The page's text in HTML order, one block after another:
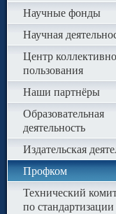
Научные фонды
Научная
Центр
пользования
Наши партнёры
Образовательная
деятельность
Издательская
Профком
Технический
по